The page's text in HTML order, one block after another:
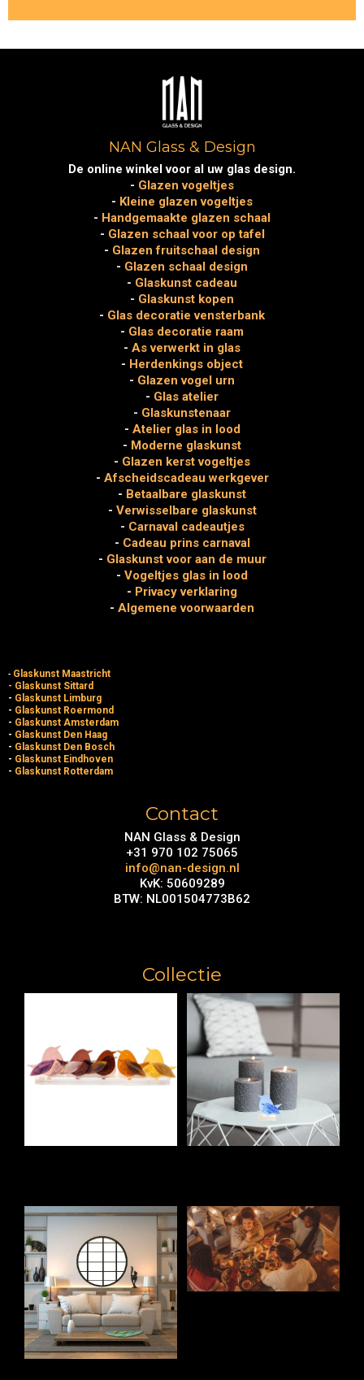
NAN Glass & Design
De online winkel voor al uw glas design.
- Glazen vogeltjes
- Kleine glazen vogeltjes
- Handgemaakte glazen schaal
- Glazen schaal voor op tafel
- Glazen fruitschaal design
- Glazen schaal design
- Glaskunst cadeau
- Glaskunst kopen
- Glas decoratie vensterbank
- Glas decoratie raam
- As verwerkt in glas
- Herdenkings object
- Glazen vogel urn
- Glas atelier
- Glaskunstenaar
- Atelier glas in lood
- Moderne glaskunst
- Glazen kerst vogeltjes
- Afscheidscadeau werkgever
- Betaalbare glaskunst
- Verwisselbare glaskunst
- Carnaval cadeautjes
- Cadeau prins carnaval
- Glaskunst voor aan de muur
- Vogeltjes glas in lood
- Privacy verklaring
- Algemene voorwaarden
- Glaskunst Maastricht
- Glaskunst Sittard
- Glaskunst Limburg
- Glaskunst Roermond
- Glaskunst Amsterdam
- Glaskunst Den Haag
- Glaskunst Den Bosch
- Glaskunst Eindhoven
- Glaskunst Rotterdam
Contact
NAN Glass & Design
+31 970 102 75065
info@nan-design.nl
KvK: 50609289
BTW: NL001504773B62
Collectie